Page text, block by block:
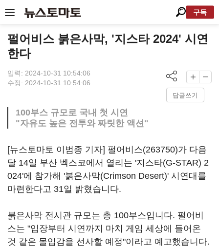
구독
펄어비스 붉은사막, '지스타 2024' 시연
한다
입력: 2024-10-31 10:54:06
수정: 2024-10-31 10:54:06
답글쓰기
100부스 규모로 국내 첫 시연
"자유도 높은 전투와 짜릿한 액션"
[뉴스토마토 이범종 기자] 펄어비스(263750)가 다음
달 14일 부산 벡스코에서 열리는 '지스타(G-STAR) 2
024'에 참가해 '붉은사막(Crimson Desert)' 시연대를
마련한다고 31일 밝혔습니다.
붉은사막 전시관 규모는 총 100부스입니다. 펄어비
스는 "입장부터 시연까지 마치 게임 세상에 들어온
것 같은 몰입감을 선사할 예정"이라고 예고했습니다.